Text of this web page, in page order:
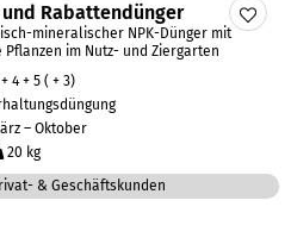
und Rabattendünger
mineralischer NPK-Dünger mit
im Nutz- und Ziergarten
4 + 5 ( + 3)
– Oktober
20 kg
& Geschäftskunden